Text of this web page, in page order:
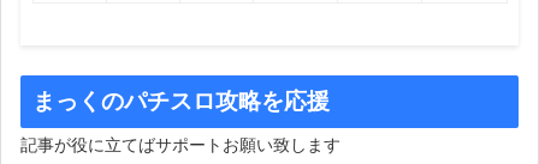
まっくのパチスロ攻略を応援
記事が役に立てばサポートお願い致します